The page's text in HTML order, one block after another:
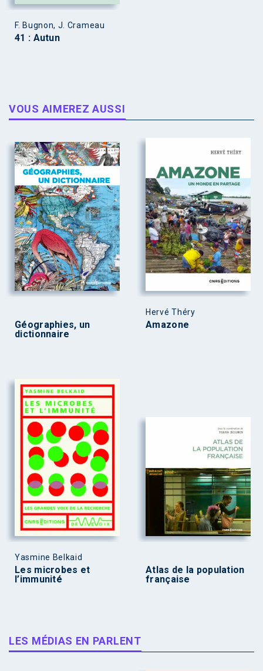
F. Bugnon, J. Crameau
41 : Autun
VOUS AIMEREZ AUSSI
Géographies, un
dictionnaire
Hervé Théry
Amazone
Yasmine Belkaid
Les microbes et
l’immunité
Atlas de la population
française
LES MÉDIAS EN PARLENT